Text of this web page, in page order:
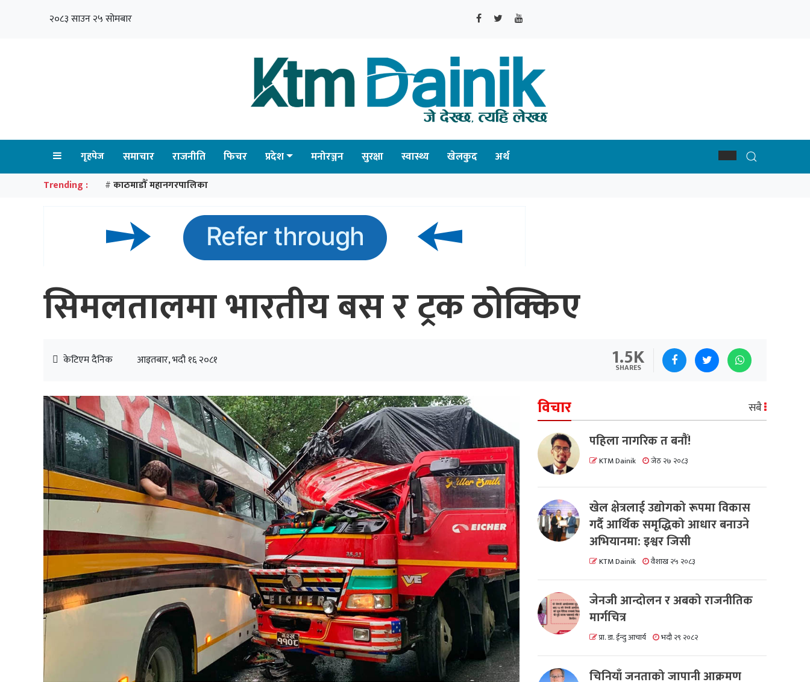
२०८३ साउन २५ सोमबार
गृहपेज समाचार राजनीति फिचर प्रदेश मनोरञ्जन सुरक्षा स्वास्थ्य खेलकुद अर्थ
Trending : # काठमाडौँ महानगरपालिका
सिमलतालमा भारतीय बस र ट्रक ठोक्किए
केटिएम दैनिक आइतबार, भदौ १६ २०८१ 1.5K
SHARES
विचार सबै
पहिला नागरिक त बनाैं!
KTM Dainik जेठ २७ २०८३
खेल क्षेत्रलाई उद्योगको रूपमा विकास
गर्दै आर्थिक समृद्धिको आधार बनाउने
अभियानमा: इश्वर जिसी
KTM Dainik वैशाख २५ २०८३
जेनजी आन्दोलन र अबको राजनीतिक
मार्गचित्र
प्रा. डा. ईन्दु आचार्य भदौ २९ २०८२
चिनियाँ जनताको जापानी आक्रमण